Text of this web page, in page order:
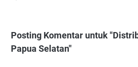
Posting Komentar untuk
Papua Selatan"